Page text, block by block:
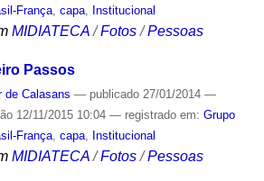
França, capa, Institucional
MIDIATECA /Fotos /Pessoas
Passos
de Calasans — publicado27/01/2014 —
12/11/2015 10:04 — registrado em: Grupo
França, capa, Institucional
MIDIATECA /Fotos /Pessoas